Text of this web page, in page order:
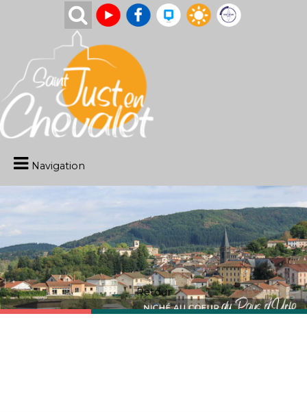
Navigation
Retour